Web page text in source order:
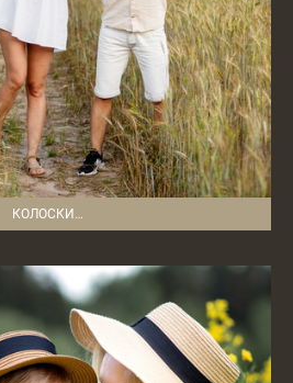
КОЛОСКИ…